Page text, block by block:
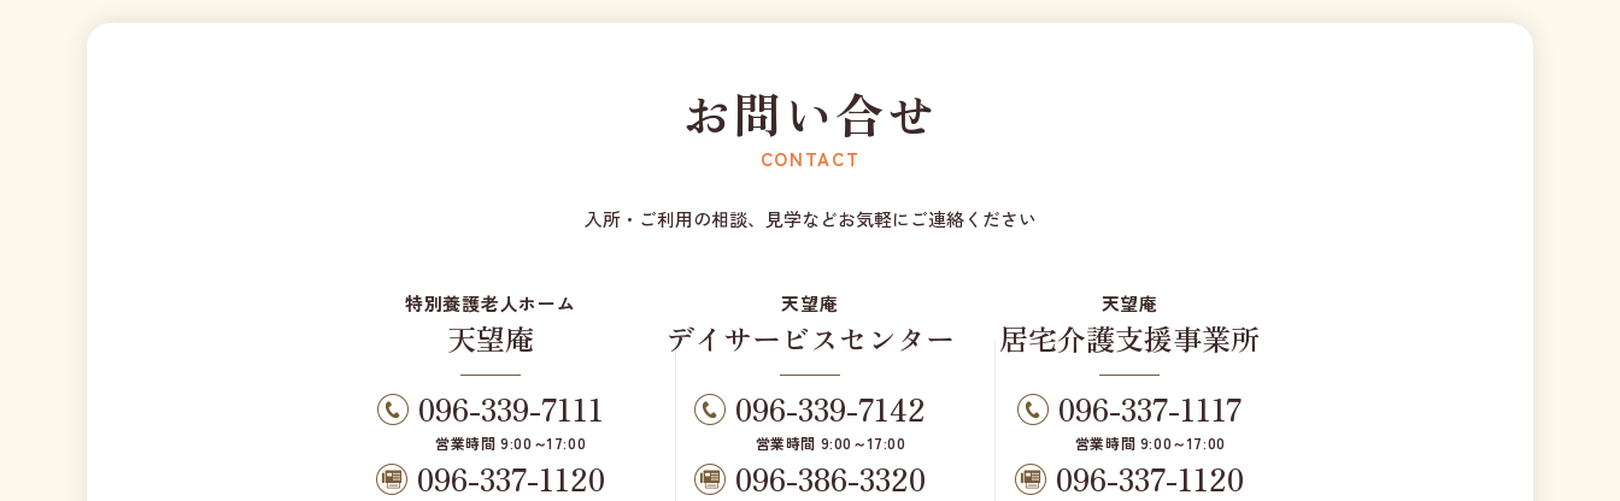
お問い合せ
CONTACT
入所・ご利用の相談、見学などお気軽にご連絡ください
特別養護老人ホーム
天望庵
096-339-7111
営業時間 9:00～17:00
096-337-1120
天望庵
デイサービスセンター
096-339-7142
営業時間 9:00～17:00
096-386-3320
天望庵
居宅介護支援事業所
096-337-1117
営業時間 9:00～17:00
096-337-1120